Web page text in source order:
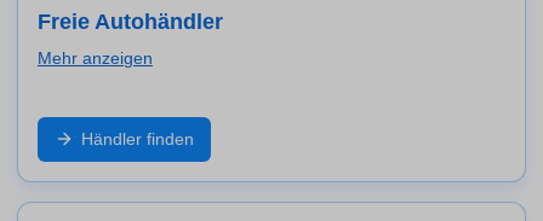
Freie Autohändler
Mehr anzeigen
Große Auswahl an Marken und Modellen: Entdecke
freie Händler in Hilden für Gebrauchtwagen,
Inzahlungnahme, Garantiepakete und schnelle
Händler finden